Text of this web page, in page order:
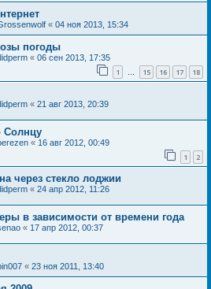
« 04 ноя 2013, 15:34
погоды
« 06 сен 2013, 17:35
1 … 15 16 17 18
« 21 авг 2013, 20:39
Солнцу
« 16 авг 2012, 00:49
1 2
через стекло лоджии
« 24 апр 2012, 11:26
в зависимости от времени года
« 17 апр 2012, 00:37
« 23 ноя 2011, 13:40